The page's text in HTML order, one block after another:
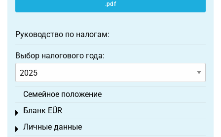
.pdf
Руководство по налогам:
Выбор налогового года:
Семейное положение
Бланк EÜR
Toggle menu
Личные данные
Toggle menu